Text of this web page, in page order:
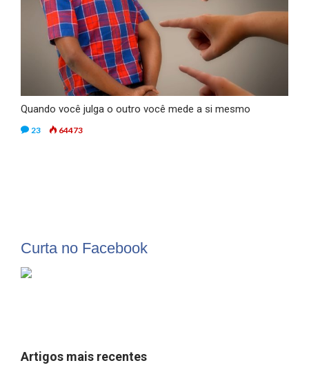
Quando você julga o outro você mede a si mesmo
23 64473
Curta no Facebook
Artigos mais recentes